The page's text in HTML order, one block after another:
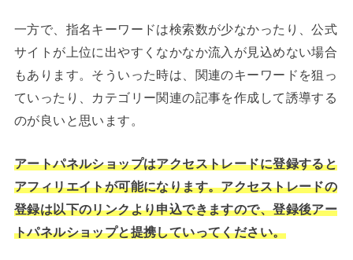
一方で、指名キーワードは検索数が少なかったり、公式
サイトが上位に出やすくなかなか流入が見込めない場合
もあります。そういった時は、関連のキーワードを狙っ
ていったり、カテゴリー関連の記事を作成して誘導する
のが良いと思います。
アートパネルショップはアクセストレードに登録すると
アフィリエイトが可能になります。アクセストレードの
登録は以下のリンクより申込できますので、登録後アー
トパネルショップと提携していってください。